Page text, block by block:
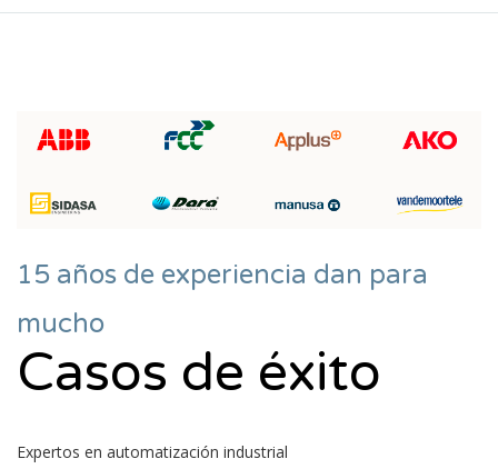
15 años de experiencia dan para
mucho
Casos de éxito
Expertos en automatización industrial